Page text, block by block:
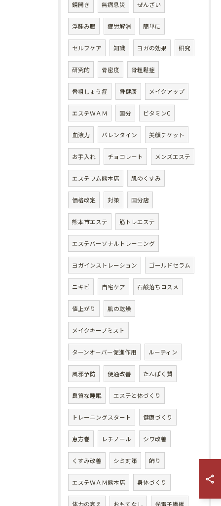
鏡開き 無病息災 ぜんざい
浮腫み腸 疲労解消 簡単に
セルフケア 知識 ヨガの効果 研究
研究的 骨密度 骨粗鬆症
骨粗しょう症 骨健康 メイクアップ
エステＷＡＭ 国分 ビタミンC
血液力 バレンタイン 美顔チケット
お手入れ チョコレート メンズエステ
エステワム熊本店 肌のくすみ
価格改定 対策 国分店
熊本市エステ 筋トレエステ
エステパーソナルトレーニング
ヨガインストレーション ゴールドセラム
ニキビ 自宅ケア 石鹸落ちコスメ
値上がり 肌の乾燥
メイクキープミスト
ターンオーバー促進作用 ルーティン
風邪予防 便通改善 たんぱく質
良質な睡眠 エステと体づくり
トレーニングスタート 健康づくり
恵方巻 レチノール シワ改善
くすみ改善 シミ対策 飾り
エステＷＡＭ熊本店 身体づくり
体力の衰え おもてなし 光電子繊維